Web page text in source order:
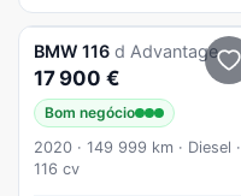
BMW 116 d Advantage
17 900 €
Bom negócio
2020 · 149 999 km · Diesel ·
116 cv